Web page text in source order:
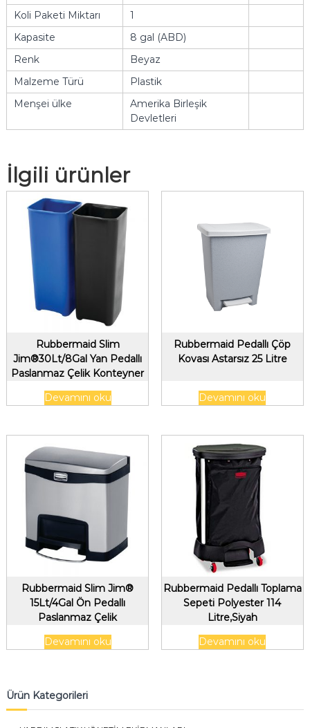
Koli Paketi Miktarı
1
Kapasite
8 gal (ABD)
Renk
Beyaz
Malzeme Türü
Plastik
Menşei ülke
Amerika Birleşik
Devletleri
İlgili ürünler
Rubbermaid Slim
Jim®30Lt/8Gal Yan Pedallı
Paslanmaz Çelik Konteyner
için İkili Astar
Devamını oku
Rubbermaid Pedallı Çöp
Kovası Astarsız 25 Litre
Devamını oku
Rubbermaid Slim Jim®
15Lt/4Gal Ön Pedallı
Paslanmaz Çelik
Konteyner,Siyah
Devamını oku
Rubbermaid Pedallı Toplama
Sepeti Polyester 114
Litre,Siyah
Devamını oku
Ürün Kategorileri